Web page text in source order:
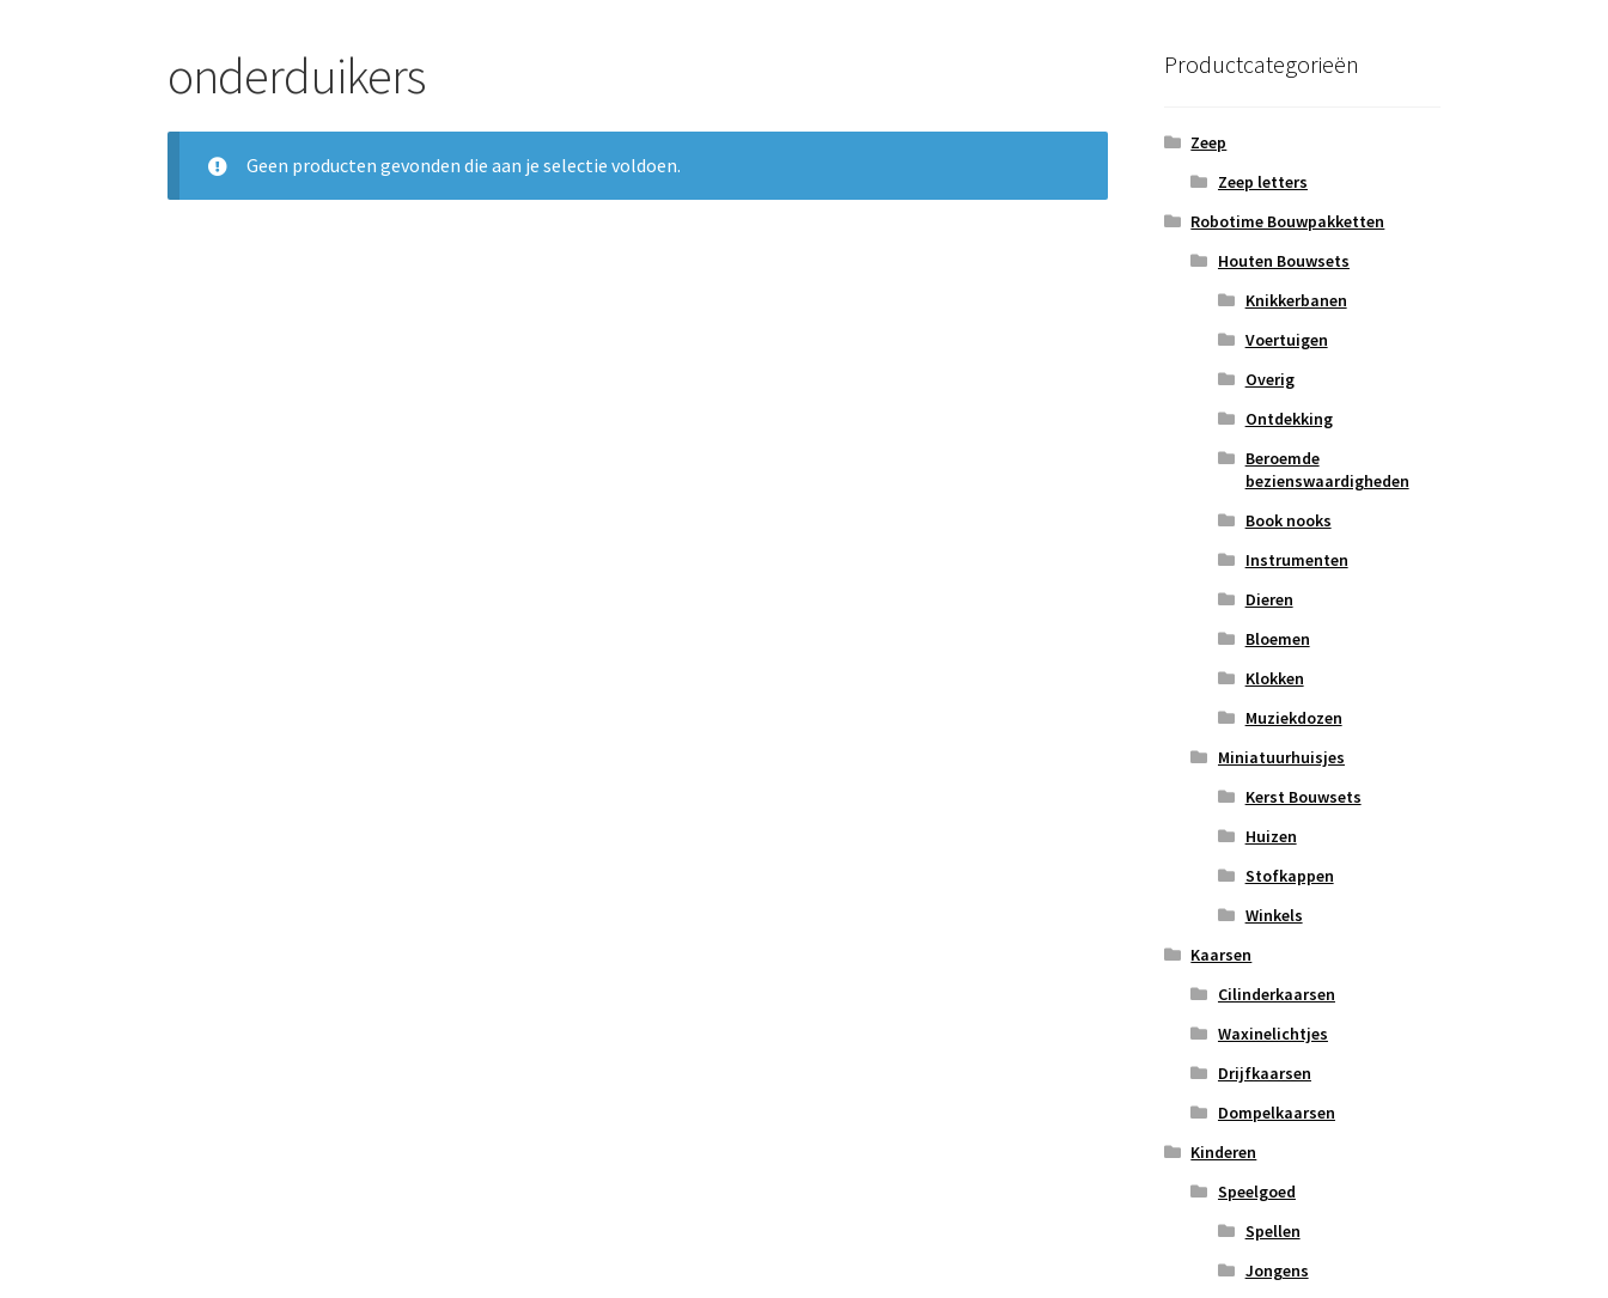
onderduikers
Geen producten gevonden die aan je selectie voldoen.
Productcategorieën
Zeep
Zeep letters
Robotime Bouwpakketten
Houten Bouwsets
Knikkerbanen
Voertuigen
Overig
Ontdekking
Beroemde
bezienswaardigheden
Book nooks
Instrumenten
Dieren
Bloemen
Klokken
Muziekdozen
Miniatuurhuisjes
Kerst Bouwsets
Huizen
Stofkappen
Winkels
Kaarsen
Cilinderkaarsen
Waxinelichtjes
Drijfkaarsen
Dompelkaarsen
Kinderen
Speelgoed
Spellen
Jongens